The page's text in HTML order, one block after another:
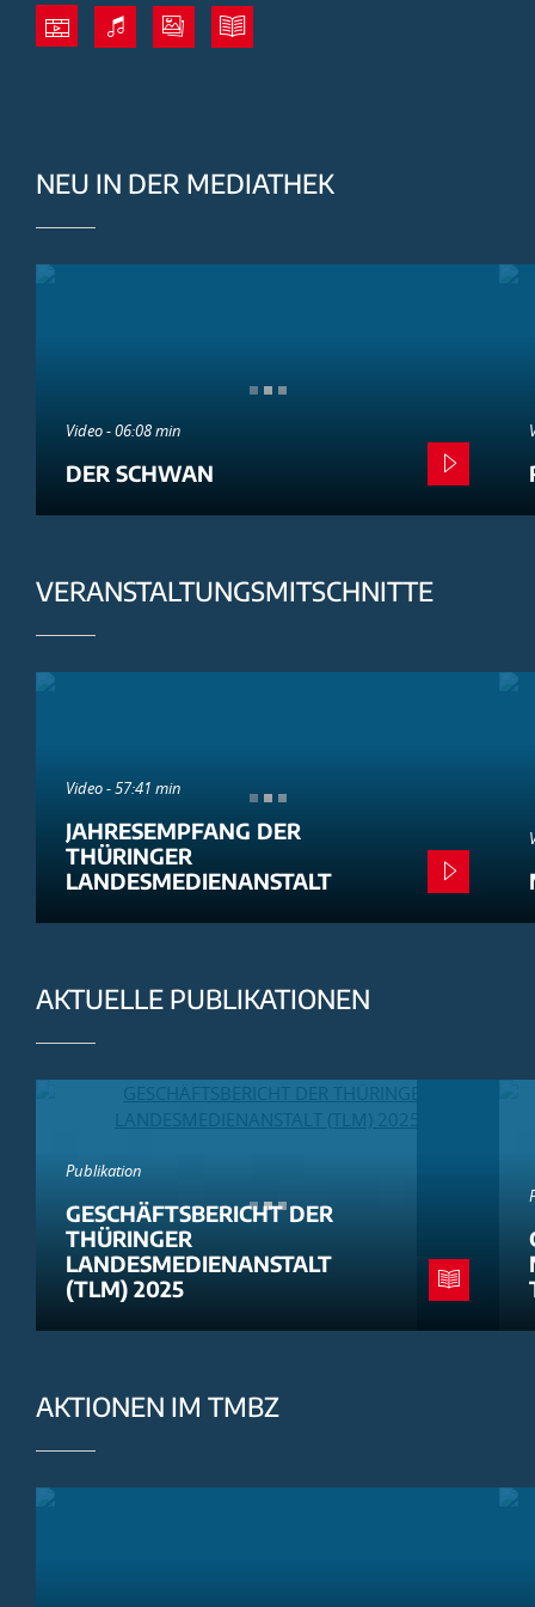
NEU IN DER MEDIATHEK
Video - 06:08 min
DER SCHWAN
VERANSTALTUNGSMITSCHNITTE
Video - 57:41 min
JAHRESEMPFANG DER
THÜRINGER
LANDESMEDIENANSTALT
AKTUELLE PUBLIKATIONEN
Publikation
GESCHÄFTSBERICHT DER
THÜRINGER
LANDESMEDIENANSTALT
(TLM) 2025
AKTIONEN IM TMBZ